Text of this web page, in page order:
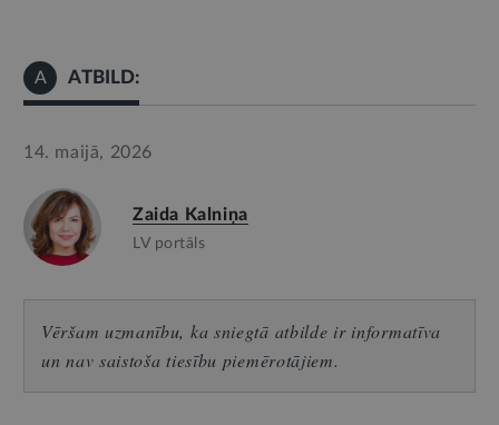
A ATBILD:
14. maijā, 2026
Zaida Kalniņa
LV portāls
Vēršam uzmanību, ka sniegtā atbilde ir informatīva
un nav saistoša tiesību piemērotājiem.